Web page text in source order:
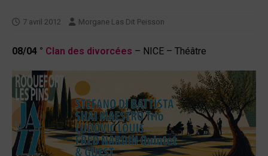
7 avril 2012 Morgane Las Dit Peisson
08/04 ° Clan des divorcées – NICE – Théâtre